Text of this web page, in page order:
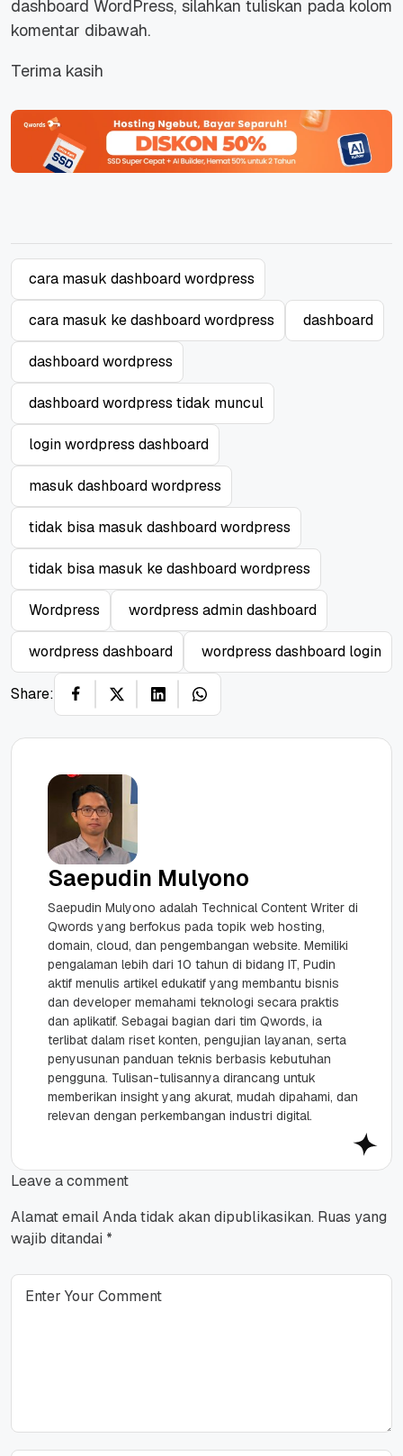
dashboard WordPress, silahkan tuliskan pada kolom
komentar dibawah.
Terima kasih
cara masuk dashboard wordpress
cara masuk ke dashboard wordpress dashboard
dashboard wordpress
dashboard wordpress tidak muncul
login wordpress dashboard
masuk dashboard wordpress
tidak bisa masuk dashboard wordpress
tidak bisa masuk ke dashboard wordpress
Wordpress wordpress admin dashboard
wordpress dashboard wordpress dashboard login
Share:
Saepudin Mulyono
Saepudin Mulyono adalah Technical Content Writer di
Qwords yang berfokus pada topik web hosting,
domain, cloud, dan pengembangan website. Memiliki
pengalaman lebih dari 10 tahun di bidang IT, Pudin
aktif menulis artikel edukatif yang membantu bisnis
dan developer memahami teknologi secara praktis
dan aplikatif. Sebagai bagian dari tim Qwords, ia
terlibat dalam riset konten, pengujian layanan, serta
penyusunan panduan teknis berbasis kebutuhan
pengguna. Tulisan-tulisannya dirancang untuk
memberikan insight yang akurat, mudah dipahami, dan
relevan dengan perkembangan industri digital.
Leave a comment
Alamat email Anda tidak akan dipublikasikan. Ruas yang
wajib ditandai *